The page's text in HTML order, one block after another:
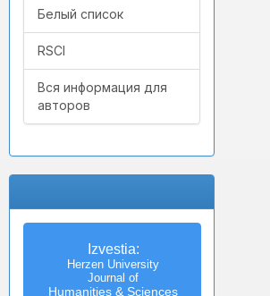
Белый список
RSCI
Вся информация для
авторов
Izvestia:
Herzen University
Journal of
Humanities & Sciences